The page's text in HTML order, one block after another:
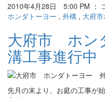
2010年4月28日 5:00 PM ：
ホンダトーヨー , 外構 , 大府
大府市 ホン
溝工事進行
先月の末より、お庭の工事が